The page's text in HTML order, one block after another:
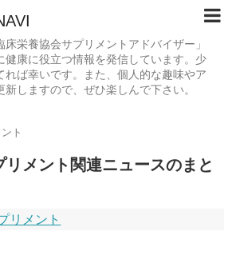
栄養協会サプリメントアドバイザー」
健康に役立つ情報を発信しています。少
れば幸いです。また、個人的な趣味やア
しますので、ぜひ楽しんで下さい。
ト
メント関連ニュースのまと
リメント